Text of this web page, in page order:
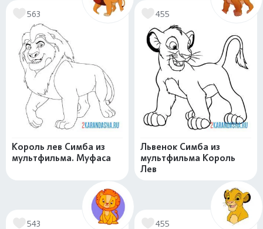
563
Король лев Симба из
мультфильма. Муфаса
455
Львенок Симба из
мультфильма Король
Лев
543 455